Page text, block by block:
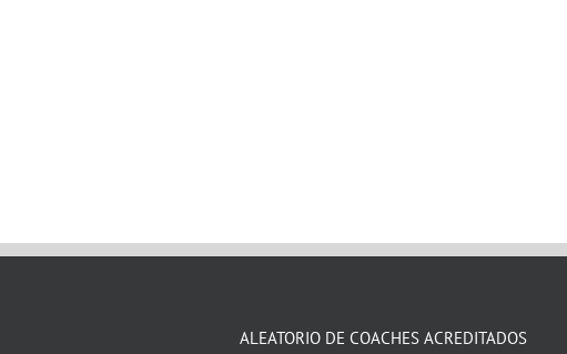
ALEATORIO DE COACHES ACREDITADOS